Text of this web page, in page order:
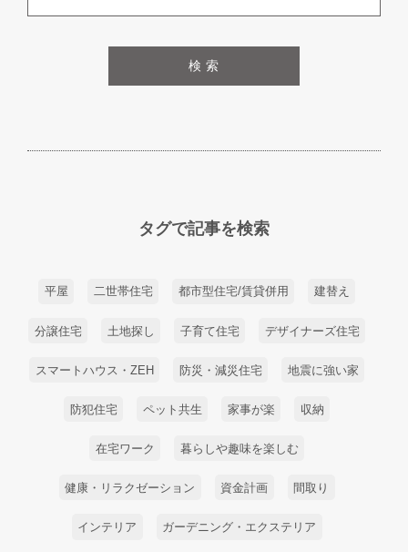
検 索
タグで記事を検索
平屋 二世帯住宅 都市型住宅/賃貸併用 建替え
分譲住宅 土地探し 子育て住宅 デザイナーズ住宅
スマートハウス・ZEH 防災・減災住宅 地震に強い家
防犯住宅 ペット共生 家事が楽 収納
在宅ワーク 暮らしや趣味を楽しむ
健康・リラクゼーション 資金計画 間取り
インテリア ガーデニング・エクステリア